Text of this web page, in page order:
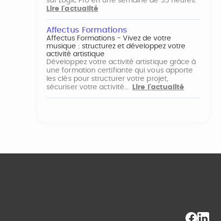
Lire l'actualité
Affectus Formations
Affectus Formations - Vivez de votre
musique : structurez et développez votre
activité artistique
Développez votre activité artistique grâce à
une formation certifiante qui vous apporte
les clés pour structurer votre projet,
sécuriser votre activité…
Lire l'actualité